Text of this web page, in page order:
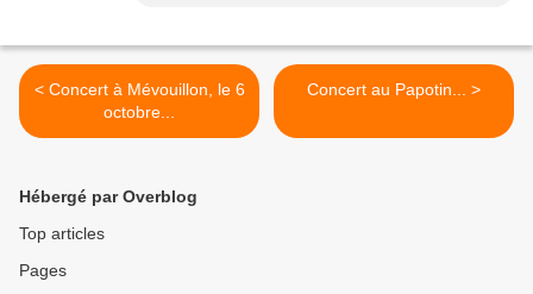
< Concert à Mévouillon, le 6
octobre...
Concert au Papotin... >
Hébergé par Overblog
Top articles
Pages